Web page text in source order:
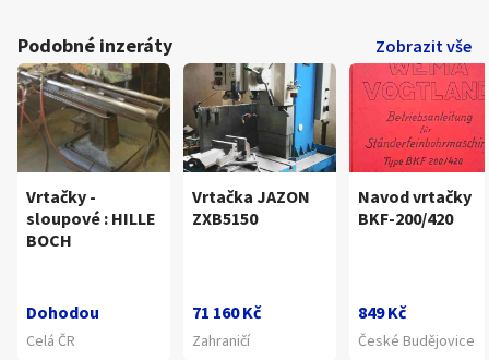
Podobné inzeráty Zobrazit vše
Vrtačky -
sloupové : HILLE
BOCH
Dohodou
Celá ČR
Vrtačka JAZON
ZXB5150
71 160 Kč
Zahraničí
Navod vrtačky
BKF-200/420
849 Kč
České Budějovice